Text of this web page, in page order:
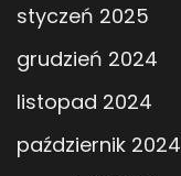
styczeń 2025
grudzień 2024
listopad 2024
październik 2024